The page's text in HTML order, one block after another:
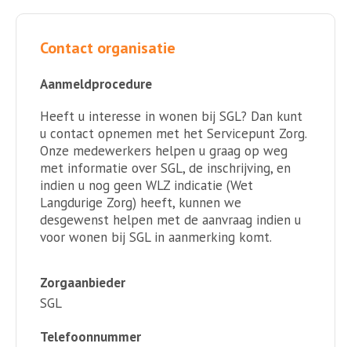
Contact organisatie
Aanmeldprocedure
Heeft u interesse in wonen bij SGL? Dan kunt
u contact opnemen met het Servicepunt Zorg.
Onze medewerkers helpen u graag op weg
met informatie over SGL, de inschrijving, en
indien u nog geen WLZ indicatie (Wet
Langdurige Zorg) heeft, kunnen we
desgewenst helpen met de aanvraag indien u
voor wonen bij SGL in aanmerking komt.
Zorgaanbieder
SGL
Telefoonnummer